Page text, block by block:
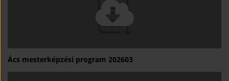
Ács mesterképzési program 202603